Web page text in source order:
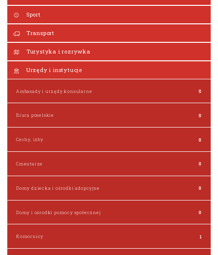
Sport
Transport
Turystyka i rozrywka
Urzędy i instytucje
Ambasady i urzędy konsularne 0
Biura poselskie 0
Cechy, izby 0
Cmentarze 0
Domy dziecka i ośrodki adopcyjne 0
Domy i ośrodki pomocy społecznej 0
Komornicy 1